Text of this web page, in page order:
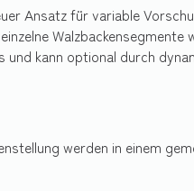
Ansatz für variable
Walzbackensegmente
kann optional durch
werden in einem